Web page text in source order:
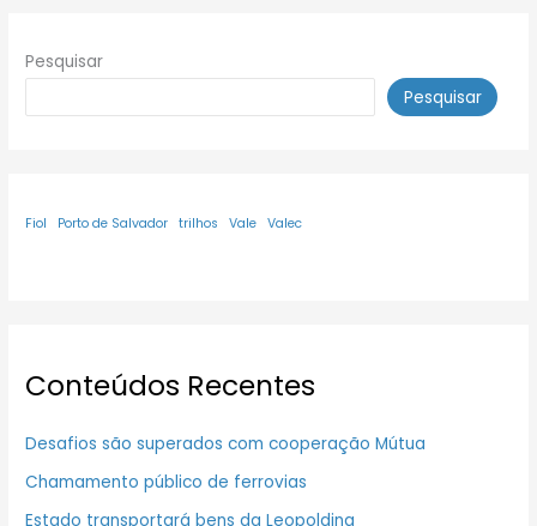
Pesquisar
Pesquisar
Fiol Porto de Salvador trilhos Vale Valec
Conteúdos Recentes
Desafios são superados com cooperação Mútua
Chamamento público de ferrovias
Estado transportará bens da Leopoldina